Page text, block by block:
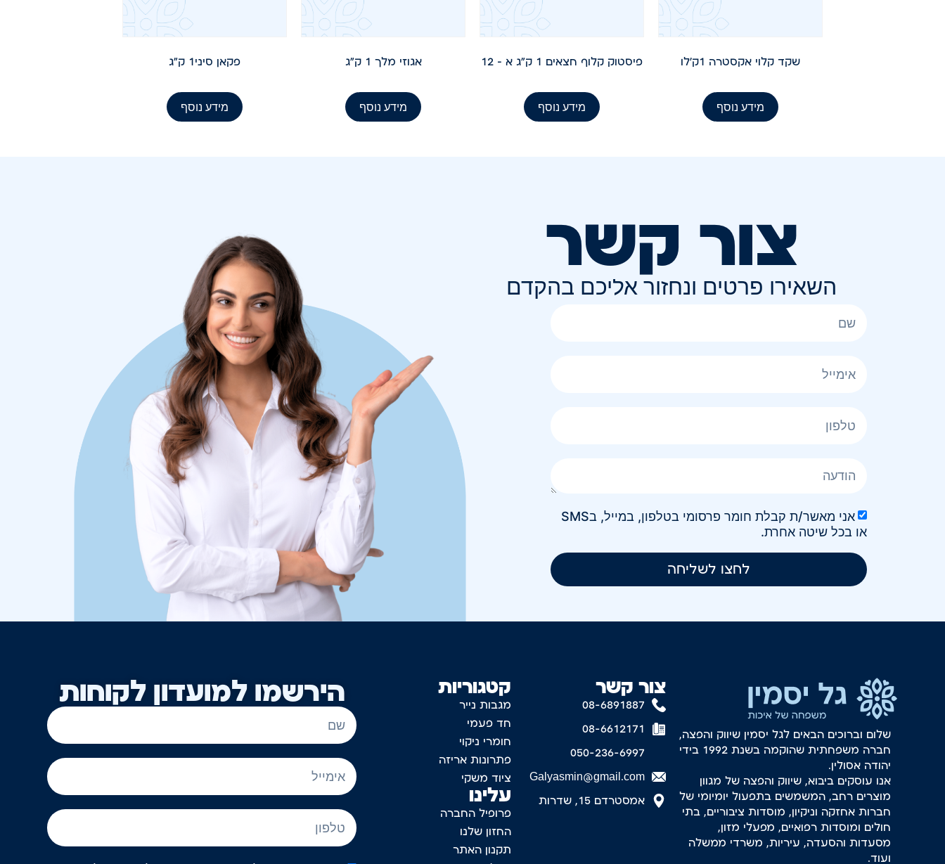
שקד קלוי אקסטרה 1ק'לו
מידע נוסף
פיסטוק קלוף חצאים 1 ק"ג א – 12
מידע נוסף
אגוזי מלך 1 ק"ג
מידע נוסף
פקאן סיני1 ק"ג
מידע נוסף
צור קשר
השאירו פרטים ונחזור אליכם בהקדם
אני מאשר/ת קבלת חומר פרסומי בטלפון, במייל, בSMS
או בכל שיטה אחרת.
לחצו לשליחה
הירשמו למועדון לקוחות קטגוריות
מגבות נייר
חד פעמי
חומרי ניקוי
פתרונות אריזה
ציוד משקי
עלינו
פרופיל החברה
החזון שלנו
תקנון האתר
צור קשר
08-6891887
08-6612171
050-236-6997
Galyasmin@gmail.com
אמסטרדם 15, שדרות
שלום וברוכים הבאים לגל יסמין שיווק והפצה,
חברה משפחתית שהוקמה בשנת 1992 בידי
יהודה אסולין.
אנו עוסקים ביבוא, שיווק והפצה של מגוון
מוצרים רחב, המשמשים בתפעול יומיומי של
חברות אחזקה וניקיון, מוסדות ציבוריים, בתי
חולים ומוסדות רפואיים, מפעלי מזון,
מסעדות והסעדה, עיריות, משרדי ממשלה
ועוד.